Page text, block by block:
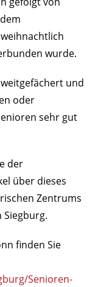
wurde.
und
oder
sehr gut
der
über dieses
Zentrums
Siegburg.
finden Sie
Senioren-